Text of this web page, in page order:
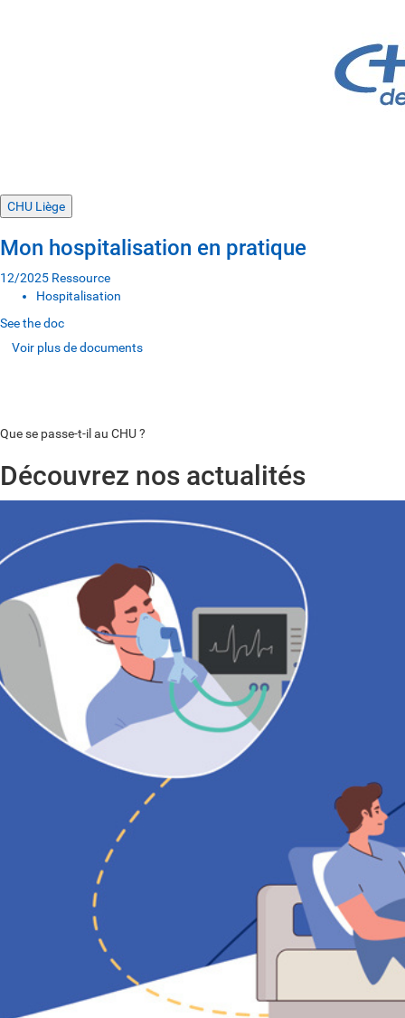
CHU Liège
Mon hospitalisation en pratique
12/2025 Ressource
Hospitalisation
See the doc
Voir plus de documents
Que se passe-t-il au CHU ?
Découvrez nos actualités